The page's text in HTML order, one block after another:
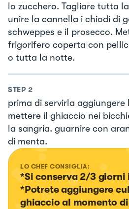
lo zucchero. Tagliare tutta
unire la cannella i chiodi di
schweppes e il prosecco.
frigorifero coperta con
o tutta la notte.
STEP 2
prima di servirla aggiungere
mettere il ghiaccio nei
la sangria. guarnire con
di menta.
LO CHEF CONSIGLIA:
*Si conserva 2/3
*Potrete aggiungere
ghiaccio al momento